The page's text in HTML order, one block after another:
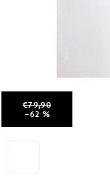
€79,90
–62 %